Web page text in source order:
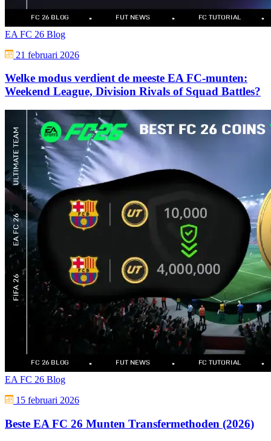
EA FC 26 Blog
21 februari 2026
Welke modus verdient de meeste EA FC-munten:
Weekend League, Division Rivals of Squad Battles?
EA FC 26 Blog
15 februari 2026
Beste EA FC 26 Munten Transfermethoden (2026)